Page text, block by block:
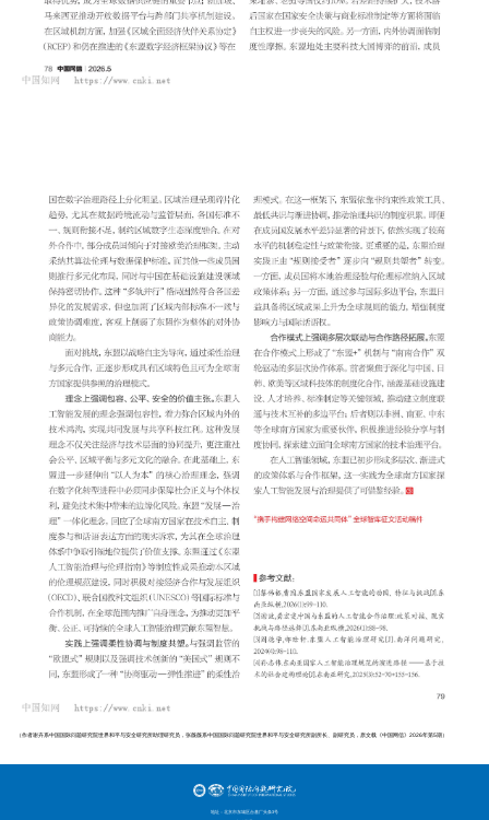
（作者谢卉系中国国际问题研究院世界和平与安全研究所助理研究员，张薇薇系中国国际问题研究院世界和平与安全研究所副所长、副研究员，原文载《中国网信》2026年第5期）
地址：北京市东城区台基厂头条3号